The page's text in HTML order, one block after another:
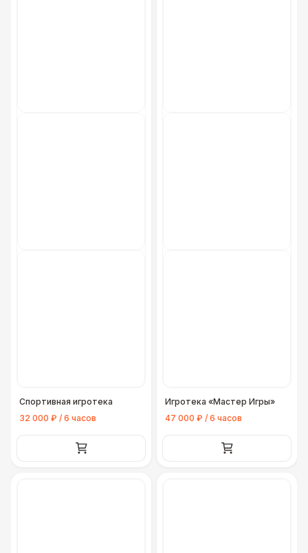
Спортивная игротека
32 000 ₽ / 6 часов
Игротека «Мастер Игры»
47 000 ₽ / 6 часов